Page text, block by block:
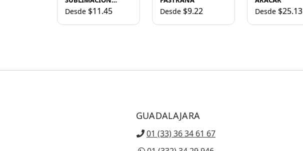
YOSEM
Desde $11.45 Desde $9.22 Desde $25.13
GUADALAJARA
01 (33) 36 34 61 67